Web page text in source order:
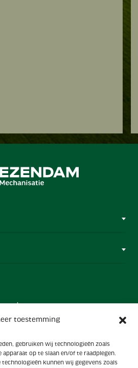
toestemming
gebruiken wij technologieën zoals
op te slaan en/of te raadplegen.
technologieën kunnen wij gegevens zoals
(Mechanisatiecentrum)
Borne (Showroom)